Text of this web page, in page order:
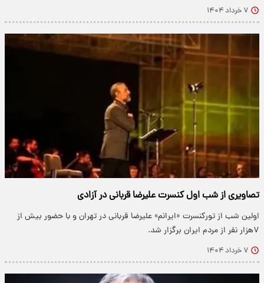
۷ خرداد ۱۴۰۴
تصاویری از شب اول کنسرت علیرضا قربانی در آزادی
اولین شب از تورکنسرت «ایرانم» علیرضا قربانی در تهران و با حضور بیش از
۷هزار نفر از مردم ایران برگزار شد.
۷ خرداد ۱۴۰۴